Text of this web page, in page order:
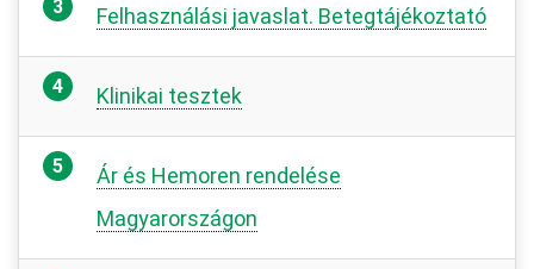
Felhasználási javaslat. Betegtájékoztató
Klinikai tesztek
Ár és Hemoren rendelése
Magyarországon